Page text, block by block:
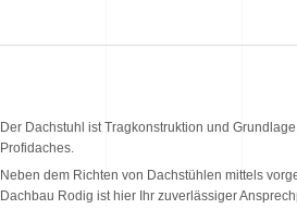
Der Dachstuhl ist Tragkonstruktion und
Profidaches.
Neben dem Richten von Dachstühlen mittels
Dachbau Rodig ist hier Ihr zuverlässiger